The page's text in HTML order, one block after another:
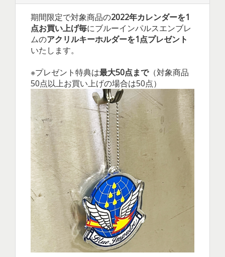
期間限定で対象商品の2022年カレンダーを1
点お買い上げ毎にブルーインパルスエンブレ
ムのアクリルキーホルダーを1点プレゼント
いたします。
※プレゼント特典は最大50点まで（対象商品
50点以上お買い上げの場合は50点）